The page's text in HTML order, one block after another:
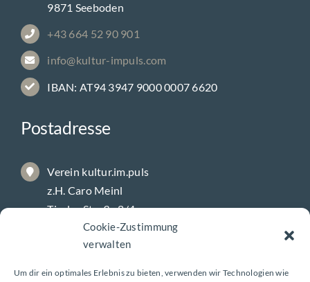
Cookie-Zustimmung
verwalten
Um dir ein optimales Erlebnis zu bieten, verwenden wir Technologien wie
9871 Seeboden
+43 664 52 90 901
info@kultur-impuls.com
IBAN: AT94 3947 9000 0007 6620
Postadresse
Verein kultur.im.puls
z.H. Caro Meinl
Tiroler Straße 8/4
9800 Spittal/Drau